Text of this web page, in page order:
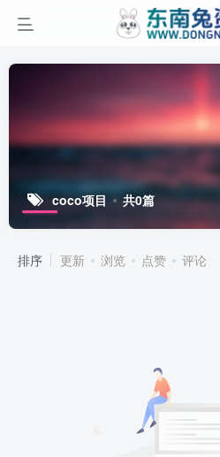
coco项目 共0篇
排序 更新 浏览 点赞 评论